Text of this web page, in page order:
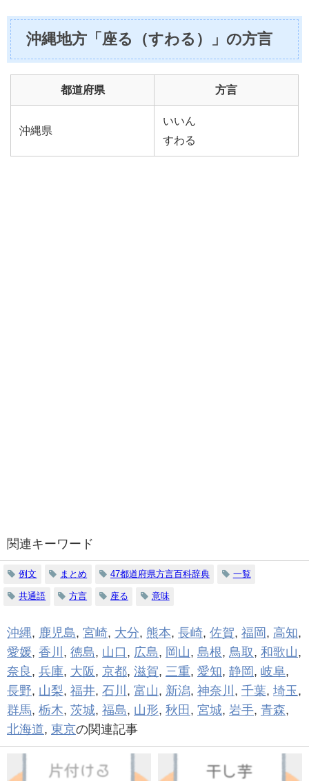
沖縄地方「座る（すわる）」の方言
都道府県 方言
沖縄県
いいん
すわる
関連キーワード
例文 まとめ 47都道府県方言百科辞典 一覧
共通語 方言 座る 意味
沖縄, 鹿児島, 宮崎, 大分, 熊本, 長崎, 佐賀, 福岡 , 高知,
愛媛, 香川 , 徳島, 山口 , 広島, 岡山, 島根, 鳥取, 和歌山,
奈良 , 兵庫, 大阪, 京都, 滋賀, 三重, 愛知, 静岡 , 岐阜,
長野, 山梨, 福井, 石川 , 富山, 新潟, 神奈川 , 千葉, 埼玉 ,
群馬, 栃木, 茨城, 福島, 山形, 秋田 , 宮城, 岩手, 青森,
北海道, 東京の関連記事